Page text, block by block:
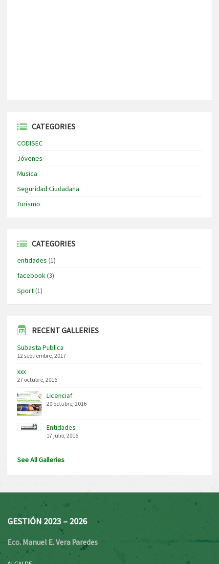
CATEGORIES
CODISEC
Jóvenes
Musica
Seguridad Ciudadana
Turismo
CATEGORIES
entidades (1)
facebook(3)
Sport(1)
RECENT GALLERIES
Subasta Publica
12 septiembre, 2017
xxx
27 octubre, 2016
Licenciaf
20 octubre, 2016
Entidades
17 julio, 2016
See All Galleries
GESTIÓN 2023 – 2026
Eco. Manuel E. Vera Paredes